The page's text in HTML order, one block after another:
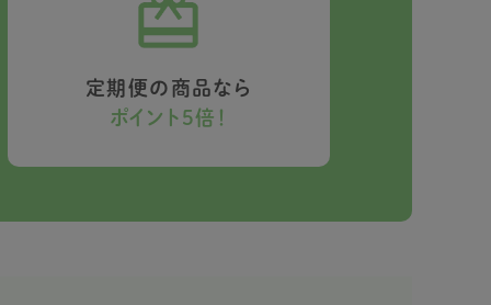
定期便の商品なら
ポイント5倍！